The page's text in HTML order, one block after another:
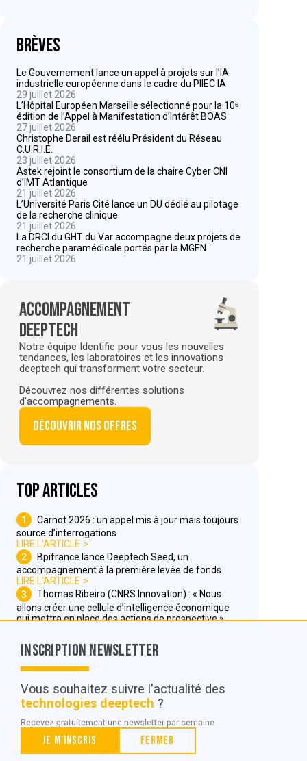
Brèves
Le Gouvernement lance un appel à projets sur l’IA
industrielle européenne dans le cadre du PIIEC IA
29 juillet 2026
L’Hôpital Européen Marseille sélectionné pour la 10ᵉ
édition de l’Appel à Manifestation d’Intérêt BOAS
27 juillet 2026
Christophe Derail est réélu Président du Réseau
C.U.R.I.E.
23 juillet 2026
Astek rejoint le consortium de la chaire Cyber CNI
d’IMT Atlantique
21 juillet 2026
L’Université Paris Cité lance un DU dédié au pilotage
de la recherche clinique
21 juillet 2026
La DRCI du GHT du Var accompagne deux projets de
recherche paramédicale portés par la MGEN
21 juillet 2026
Accompagnement
deeptech
Notre équipe Identifie pour vous les nouvelles
tendances, les laboratoires et les innovations
deeptech qui transforment votre secteur.
Découvrez nos différentes solutions
d'accompagnements.
Découvrir nos offres
Top articles
1
Carnot 2026 : un appel mis à jour mais toujours
source d’interrogations
LIRE L'ARTICLE
2
Bpifrance lance Deeptech Seed, un
accompagnement à la première levée de fonds
LIRE L'ARTICLE
3
Thomas Ribeiro (CNRS Innovation) : « Nous
allons créer une cellule d’intelligence économique
qui mettra en place des actions de prospective »
© POC Media 2026
Tous droits réservés.
Qui sommes nous ?
Mentions légales
Inscription Newsletter
Vous souhaitez suivre l'actualité des
technologies deeptech ?
Recevez gratuitement une newsletter par semaine
Je m'inscris Fermer